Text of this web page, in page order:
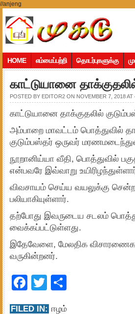
//anjeng
HOME எம்மைப்பற்றி தொடர்புகளுக்கு
காட்டுயானை
POSTED BY EDITOR2 ON NOVEMBER 7, 2018 AT
காட்டுயானை தாக்குதலில்
அம்பாறை மாவட்டம் பொத்துவில்
குடும்பஸ்தர் ஒருவர்
நூறானிய்யா வீதி, பொத்துவில்
என்பவரே இவ்வாறு
விவசாயம் செய்ய வயலுக்கு
பலியாகியுள்ளார்.
தற்போது இவருடைய சடலம்
வைக்கப்பட்டுள்ளது.
இதேவேளை, மேலதிக
வருகின்றனர்.
Facebook
Twitter
FILED IN: ஈழம்